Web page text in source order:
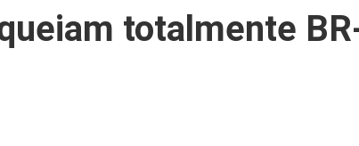
totalmente